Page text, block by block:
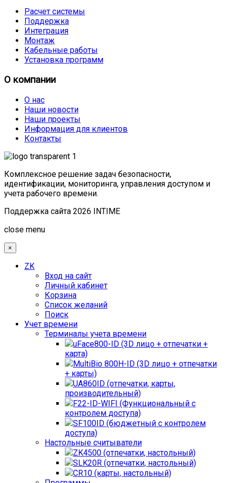
Расчет системы
Поддержка
Интеграция
Монтаж
Кабельные работы
Установка программ
О компании
О нас
Наши новости
Наши проекты
Информация для клиентов
Контакты
Комплексное решение задач безопасности,
идентификации, мониторинга, управления доступом и
учета рабочего времени.
Поддержка сайта 2026 INTIME
close menu
×
ZK
Вход на сайт
Личный кабинет
Корзина
Список желаний
Поиск
Учет времени
Терминалы учета времени
uFace800-ID (3D лицо + отпечатки +
карта)
MultiBio 800H-ID (3D лицо + отпечатки
+ карты)
UA860ID (отпечатки, карты,
производительный)
F22-ID-WIFI (Функциональный с
контролем доступа)
SF100ID (бюджетный с контролем
доступа)
Настольные считыватели
ZK4500 (отпечатки, настольный)
SLK20R (отпечатки, настольный)
CR10 (карты, настольный)